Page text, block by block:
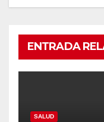
ENTRADA
SALUD